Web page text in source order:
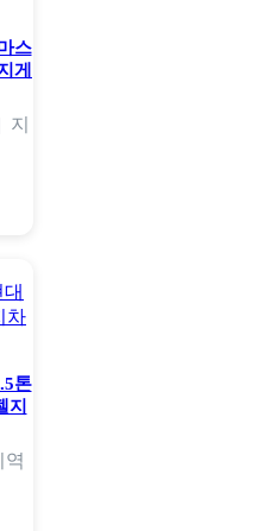
스
게
지
톤
지
역